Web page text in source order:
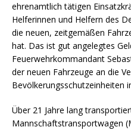
ehrenamtlich tätigen
Helferinnen und Helfern des
die neuen, zeitgemäßen
hat. Das ist gut angelegtes
Feuerwehrkommandant
der neuen Fahrzeuge an die
Bevölkerungsschutzeinheiten
Über 21 Jahre lang
Mannschaftstransportwagen